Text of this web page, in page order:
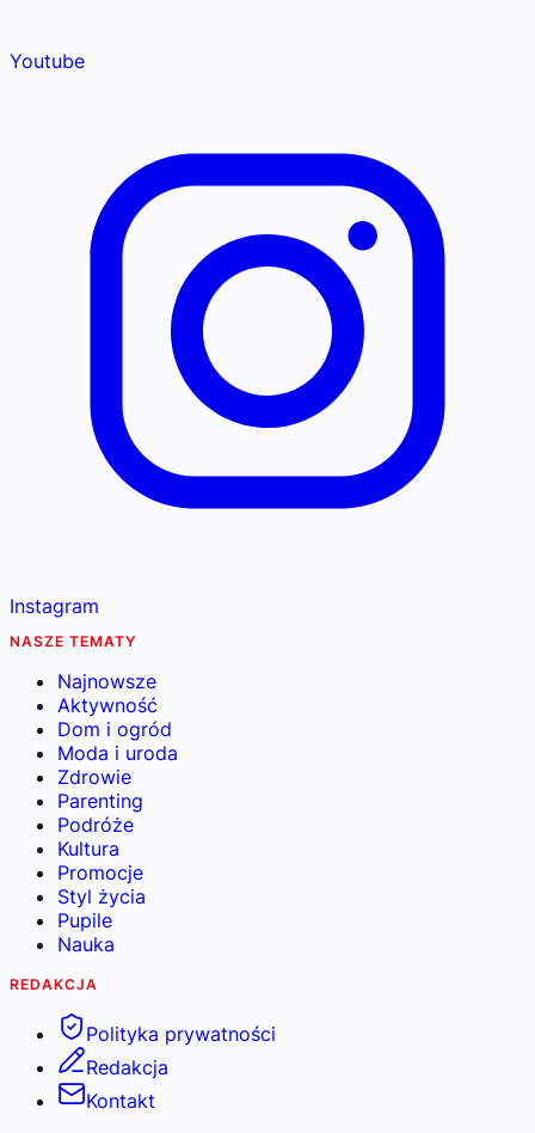
Youtube
Instagram
NASZE TEMATY
Najnowsze
Aktywność
Dom i ogród
Moda i uroda
Zdrowie
Parenting
Podróże
Kultura
Promocje
Styl życia
Pupile
Nauka
REDAKCJA
Polityka prywatności
Redakcja
Kontakt